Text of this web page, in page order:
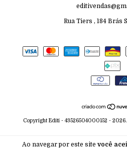
Ao navegar por este site você
Rua Tiers , 184 Brás
Copyright Editi - 43526504000152 -